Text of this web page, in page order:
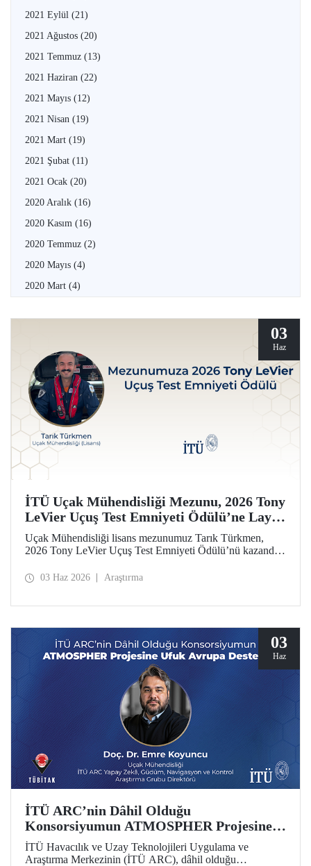
2021 Eylül (21)
2021 Ağustos (20)
2021 Temmuz (13)
2021 Haziran (22)
2021 Mayıs (12)
2021 Nisan (19)
2021 Mart (19)
2021 Şubat (11)
2021 Ocak (20)
2020 Aralık (16)
2020 Kasım (16)
2020 Temmuz (2)
2020 Mayıs (4)
2020 Mart (4)
03
Haz
İTÜ Uçak Mühendisliği Mezunu, 2026 Tony
LeVier Uçuş Test Emniyeti Ödülü’ne Layık
Görüldü
Uçak Mühendisliği lisans mezunumuz Tarık Türkmen,
2026 Tony LeVier Uçuş Test Emniyeti Ödülü’nü kazandı.
emniyetine ve literatürüne sağladığı katkıyla bu prestijli
03 Haz 2026 Araştırma
03
Haz
İTÜ ARC’nin Dâhil Olduğu
Konsorsiyumun ATMOSPHER Projesine
Ufuk Avrupa Desteği
İTÜ Havacılık ve Uzay Teknolojileri Uygulama ve
Araştırma Merkezinin (İTÜ ARC), dâhil olduğu